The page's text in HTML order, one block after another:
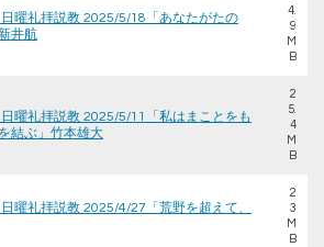
曜礼拝説教 2025/5/18「あなたがたの
井航
4.
9
M
B
曜礼拝説教 2025/5/11「私はまことをも
結ぶ」竹本雄大
2
5.
4
M
B
曜礼拝説教 2025/4/27「荒野を超えて、
2
3
M
B